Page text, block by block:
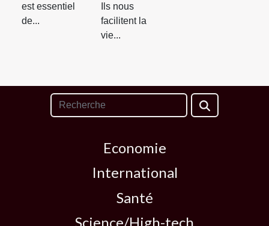
est essentiel
de...
Ils nous
facilitent la
vie...
Economie
International
Santé
Science/High-tech